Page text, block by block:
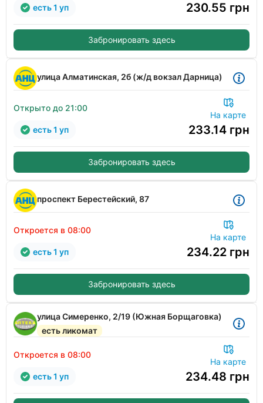
230.55 грн
есть 1 уп
Забронировать здесь
улица Алматинская, 2б (ж/д вокзал Дарница)
Открыто до 21:00
На карте
233.14 грн
есть 1 уп
Забронировать здесь
проспект Берестейский, 87
Откроется в 08:00
На карте
234.22 грн
есть 1 уп
Забронировать здесь
улица Симеренко, 2/19 (Южная Борщаговка)
есть ликомат
Откроется в 08:00
На карте
234.48 грн
есть 1 уп